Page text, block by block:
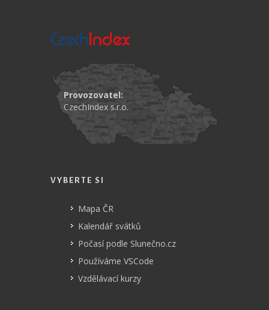
Provozovatel:
CzechIndex s.r.o.
VYBERTE SI
Mapa ČR
Kalendář svátků
Počasí podle Slunečno.cz
Používáme VSCode
Vzdělávací kurzy